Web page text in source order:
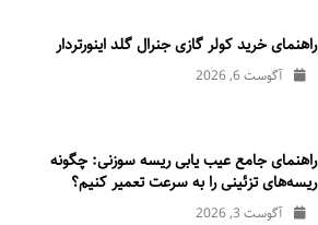
راهنمای خرید کولر گازی جنرال‌ گلد اینورتر‌دار
آگوست 6, 2026
راهنمای جامع عیب یابی ریسه سوزنی: چگونه
ریسه‌های تزئینی را به سرعت تعمیر کنیم؟
آگوست 3, 2026